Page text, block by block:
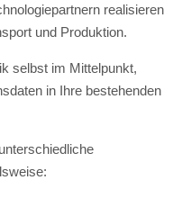
realisieren
und Produktion.
selbst im Mittelpunkt,
in Ihre bestehenden